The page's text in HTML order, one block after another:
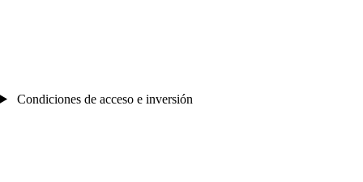
Condiciones de acceso e inversión